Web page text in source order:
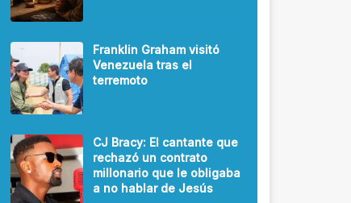
Franklin Graham visitó
Venezuela tras el
terremoto
CJ Bracy: El cantante que
rechazó un contrato
millonario que le obligaba
a no hablar de Jesús